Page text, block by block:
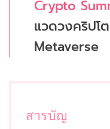
Crypto
แวดวงคริปโ
Metaverse
สารบัญ